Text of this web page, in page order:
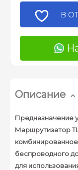
В
Описание
Предназначение
Маршрутизатор
беспроводного
для